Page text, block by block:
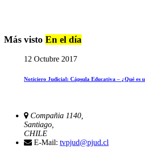
Más visto En el día
12 Octubre 2017
Noticiero Judicial: Cápsula Educativa – ¿Qué es
Compañia 1140,
Santiago,
CHILE
E-Mail: tvpjud@pjud.cl